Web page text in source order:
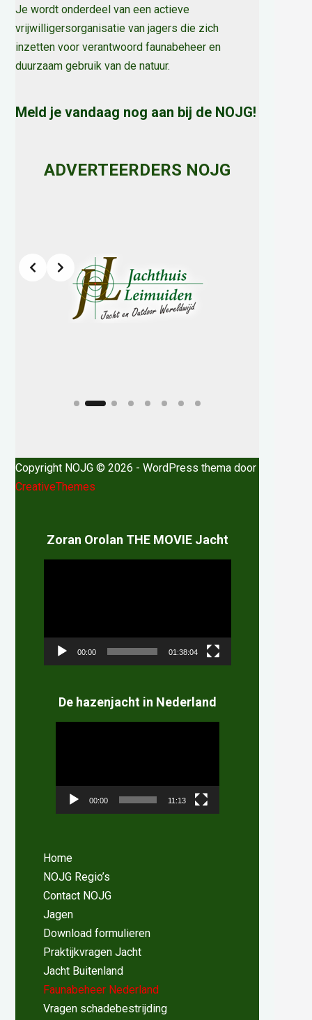
Je wordt onderdeel van een actieve
vrijwilligersorganisatie van jagers die zich
inzetten voor verantwoord faunabeheer en
duurzaam gebruik van de natuur.
Meld je vandaag nog aan bij de NOJG!
ADVERTEERDERS NOJG
Slide 2 of 8
Copyright NOJG © 2026 - WordPress thema door
CreativeThemes
Zoran Orolan THE MOVIE Jacht
00:00 01:38:04
De hazenjacht in Nederland
00:00 11:13
Home
NOJG Regio’s
Contact NOJG
Jagen
Download formulieren
Praktijkvragen Jacht
Jacht Buitenland
Faunabeheer Nederland
Vragen schadebestrijding